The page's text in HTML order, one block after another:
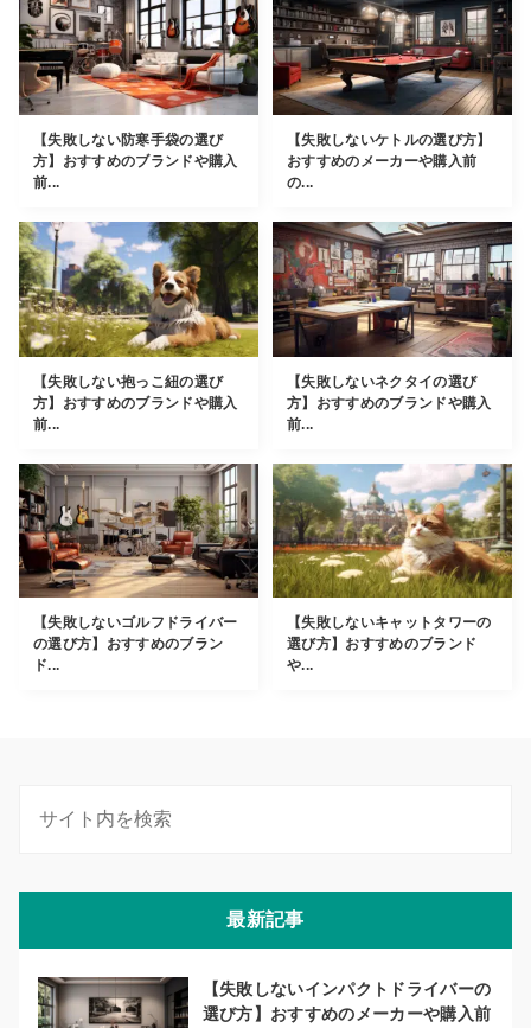
【失敗しない防寒手袋の選び
方】おすすめのブランドや購入
前...
【失敗しないケトルの選び方】
おすすめのメーカーや購入前
の...
【失敗しない抱っこ紐の選び
方】おすすめのブランドや購入
前...
【失敗しないネクタイの選び
方】おすすめのブランドや購入
前...
【失敗しないゴルフドライバー
の選び方】おすすめのブラン
ド...
【失敗しないキャットタワーの
選び方】おすすめのブランド
や...
最新記事
【失敗しないインパクトドライバーの
選び方】おすすめのメーカーや購入前